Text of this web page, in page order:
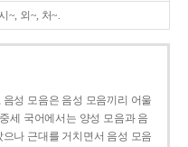
~, 외~, 처~.
성 모음은 음성 모음끼리 어울
세 국어에서는 양성 모음과 음
나 근대를 거치면서 음성 모음